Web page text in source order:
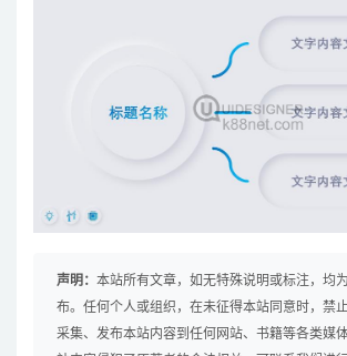
声明： 本站所有文章，如无特殊说明或标注，均
布。任何个人或组织，在未征得本站同意时，禁
采集、发布本站内容到任何网站、书籍等各类媒